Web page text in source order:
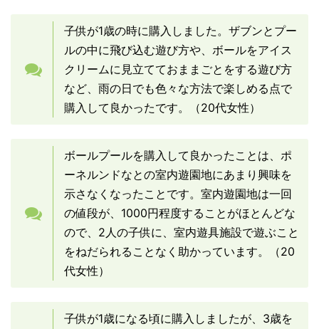
子供が1歳の時に購入しました。ザブンとプー
ルの中に飛び込む遊び方や、ボールをアイス
クリームに見立てておままごとをする遊び方
など、雨の日でも色々な方法で楽しめる点で
購入して良かったです。（20代女性）
ボールプールを購入して良かったことは、ポ
ーネルンドなとの室内遊園地にあまり興味を
示さなくなったことです。室内遊園地は一回
の値段が、1000円程度することがほとんどな
ので、2人の子供に、室内遊具施設で遊ぶこと
をねだられることなく助かっています。（20
代女性）
子供が1歳になる頃に購入しましたが、3歳を